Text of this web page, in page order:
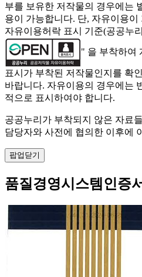
부를 보유한 저작물의 경우에는
용이 가능합니다. 단, 자유이용이
자유이용허락 표시 기준(공공누
" 을 부착하여
표시가 부착된 저작물인지를 확
바랍니다. 자유이용의 경우에는
적으로 표시하여야 합니다.
공공누리가 부착되지 않은 자료
담당자와 사전에 협의한 이후에
팝업닫기
품질경영시스템인증서